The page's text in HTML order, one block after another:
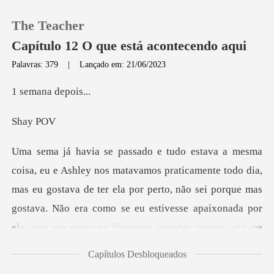
Loja
Histórico
Sair
The Teacher
Capítulo 12 O que está acontecendo aqui
Palavras: 379 |Lançado em: 21/06/2023
na dep
ay
e todo dia,
mas eu gostava de ter ela por perto, não sei porque mas
gostava. Não era como se eu
Capítulos Desbloqueados